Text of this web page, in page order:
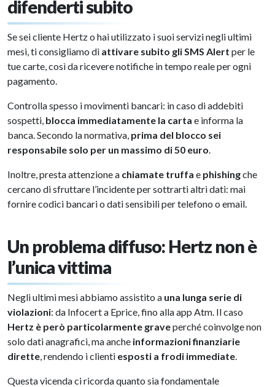
difenderti subito
Se sei cliente Hertz o hai utilizzato i suoi servizi negli ultimi
mesi, ti consigliamo di attivare subito gli SMS Alert per le
tue carte, così da ricevere notifiche in tempo reale per ogni
pagamento.
Controlla spesso i movimenti bancari: in caso di addebiti
sospetti, blocca immediatamente la carta e informa la
banca. Secondo la normativa, prima del blocco sei
responsabile solo per un massimo di 50 euro.
Inoltre, presta attenzione a chiamate truffa e phishingche
cercano di sfruttare l’incidente per sottrarti altri dati: mai
fornire codici bancari o dati sensibili per telefono o email.
Un problema diffuso: Hertz non è
l’unica vittima
Negli ultimi mesi abbiamo assistito a una lunga serie di
violazioni: da Infocert a Eprice, fino alla app Atm. Il caso
Hertz è però particolarmente graveperché coinvolge non
solo dati anagrafici, ma anche informazioni finanziarie
dirette, rendendo i clienti esposti a frodi immediate.
Questa vicenda ci ricorda quanto sia fondamentale